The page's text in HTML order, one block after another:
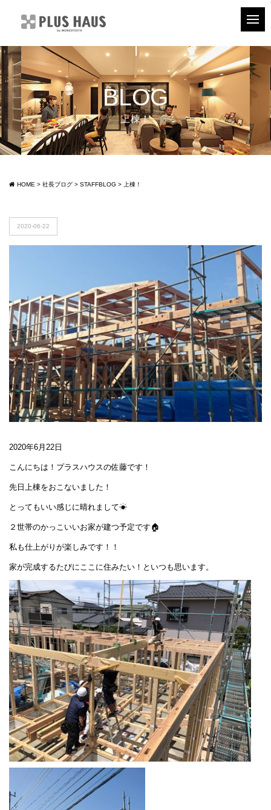
BLOG
上棟！
HOME > 社長ブログ > STAFFBLOG > 上棟！
2020-06-22
2020年6月22日
こんにちは！プラスハウスの佐藤です！
先日上棟をおこないました！
とってもいい感じに晴れまして☀
２世帯のかっこいいお家が建つ予定です🏠
私も仕上がりが楽しみです！！
家が完成するたびにここに住みたい！といつも思います。